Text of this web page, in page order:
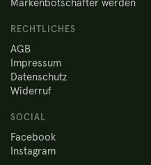
Markenbotschafter werden
RECHTLICHES
AGB
Impressum
Datenschutz
Widerruf
SOCIAL
Facebook
Instagram